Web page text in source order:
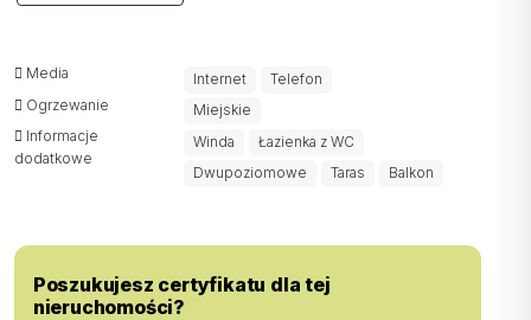
NOWOCZESNE OSIEDLE ZE ŚLĄSKIM CHARAKTEREM
Stacja Ligocka to nowoczesne osiedle, składające się z 4
budynków wielorodzinnych, które harmonijnie wpisują w otaczającą
elewacji dodatkowo podkreśla ten unikalny klimat. Integralną częścią
nowoczesny plac zabaw dla dzieci - to wszystko tworzy przyjazne i
komfortowe środowisko dla przyszłych mieszkańców.
Media Internet
Telefon
Ogrzewanie
Miejskie
Informacje
dodatkowe
Winda
Łazienka z WC
Dwupoziomowe
Taras Balkon
Poszukujesz certyfikatu dla tej
nieruchomości?